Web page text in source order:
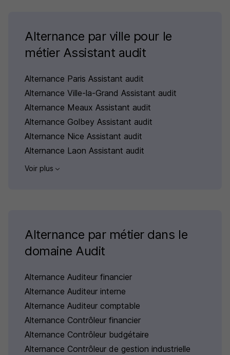
Alternance par ville pour le
métier Assistant audit
Alternance Paris Assistant audit
Alternance Ville-la-Grand Assistant audit
Alternance Meaux Assistant audit
Alternance Golbey Assistant audit
Alternance Nice Assistant audit
Alternance Laon Assistant audit
Voir plus
Alternance par métier dans le
domaine Audit
Alternance Auditeur financier
Alternance Auditeur interne
Alternance Auditeur comptable
Alternance Contrôleur financier
Alternance Contrôleur budgétaire
Alternance Contrôleur de gestion industrielle